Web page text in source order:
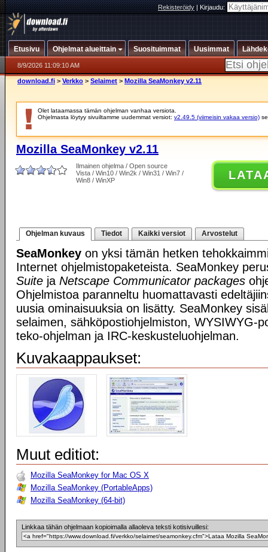
Rekisteröidy|Kirjaudu:
Etusivu Ohjelmat alueittain Suosituimmat Uusimmat
8/9/2026 11:09:10 AM
download.fi > Verkko > Selaimet > Mozilla SeaMonkey v2.11
Olet lataamassa tämän ohjelman vanhaa versiota.
Ohjelmasta löytyy sivuiltamme uudemmat versiot: v2.49.5 (viimeisin vakaa versio)
Mozilla SeaMonkey v2.11
Ilmainen ohjelma / Open source
Vista / Win10 / Win2k / Win31 / Win7 /
Win8 / WinXP
Ohjelman kuvaus Tiedot Kaikki versiot Arvostelut
SeaMonkey on yksi tämän hetken
Internet ohjelmistopaketeista. SeaMonkey
Suite ja Netscape Communicator packages
Ohjelmistoa paranneltu huomattavasti
uusia ominaisuuksia on lisätty. SeaMonkey
selaimen, sähköpostiohjelmiston, WYSIWYG-
teko-ohjelman ja IRC-keskusteluohjelman.
Kuvakaappaukset:
Muut editiot:
Mozilla SeaMonkey for Mac OS X
Mozilla SeaMonkey (PortableApps)
Mozilla SeaMonkey (64-bit)
Linkkaa tähän ohjelmaan kopioimalla allaoleva teksti kotisivuillesi: